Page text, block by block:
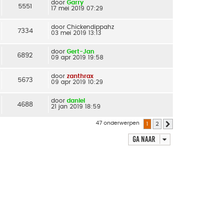
5551
door Garry
17 mei 2019 07:29
7334
door Chickendippahz
03 mei 2019 13:13
6892
door Gert-Jan
09 apr 2019 19:58
5673
door zanthrax
09 apr 2019 10:29
4688
door daniel
21 jan 2019 18:59
47 onderwerpen 1 2
Ga naar